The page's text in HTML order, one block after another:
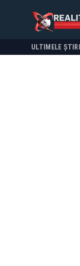
ULTIMELE ȘTIRI